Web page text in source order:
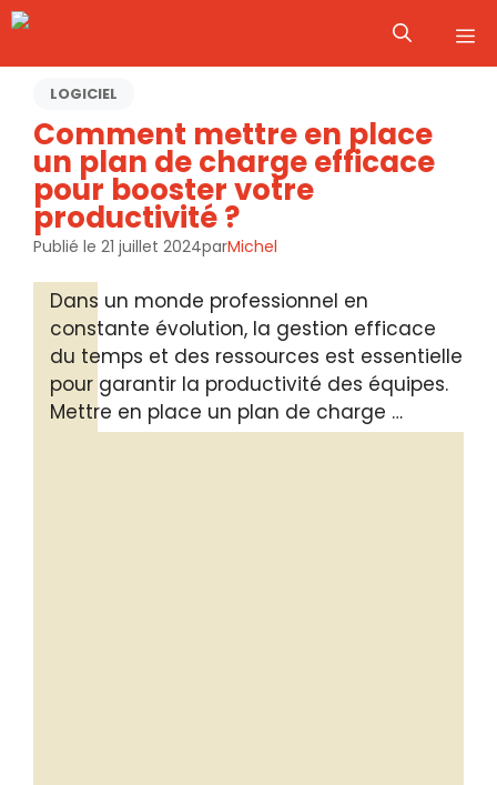
Aller
contenu
LOGICIEL
Comment mettre en place
un plan de charge efficace
pour booster votre
productivité ?
Publié le 21 juillet 2024parMichel
Dans un monde professionnel en
constante évolution, la gestion efficace
du temps et des ressources est essentielle
pour garantir la productivité des équipes.
Mettre en place un plan de charge …